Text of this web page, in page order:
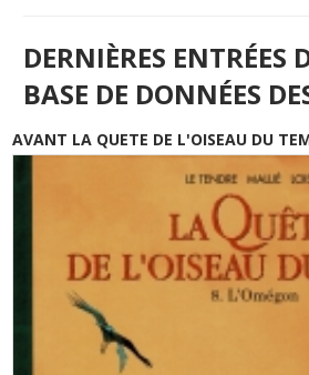
DERNIÈRES ENTRÉES
BASE DE DONNÉES
AVANT LA QUETE DE L'OISEAU DU